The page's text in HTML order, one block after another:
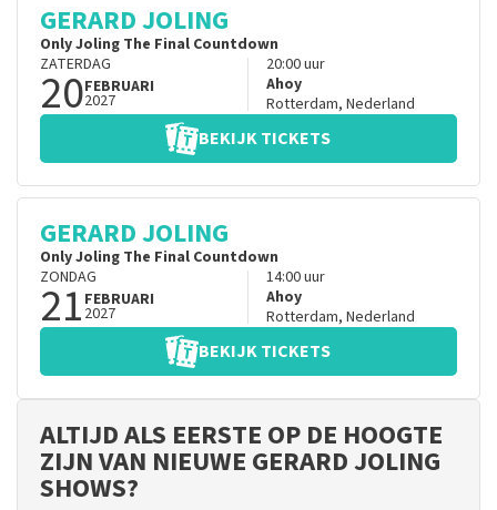
GERARD JOLING
Only Joling The Final Countdown
ZATERDAG
20FEBRUARI
2027
20:00uur
Ahoy
Rotterdam, Nederland
BEKIJK TICKETS
GERARD JOLING
Only Joling The Final Countdown
ZONDAG
21 FEBRUARI
2027
14:00uur
Ahoy
Rotterdam, Nederland
BEKIJK TICKETS
ALTIJD ALS EERSTE OP DE HOOGTE
ZIJN VAN NIEUWE GERARD JOLING
SHOWS?